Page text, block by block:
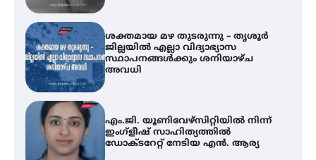
ശക്തമായ മഴ തുടരുന്നു – തൃശൂർ
ജില്ലയിൽ എല്ലാ വിദ്യാഭ്യാസ
സ്ഥാപനങ്ങൾക്കും ശനിയാഴ്ച
അവധി
എം.ജി. യൂണിവേഴ്‌സിറ്റിയിൽ നിന്ന്
ഇംഗ്ളീഷ് സാഹിത്യത്തിൽ
ഡോക്ടറേറ്റ് നേടിയ എൻ. ആര്യ